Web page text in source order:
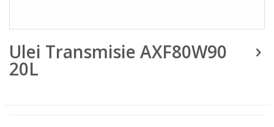
to
the
beginning
Ulei Transmisie AXF80W90
20L